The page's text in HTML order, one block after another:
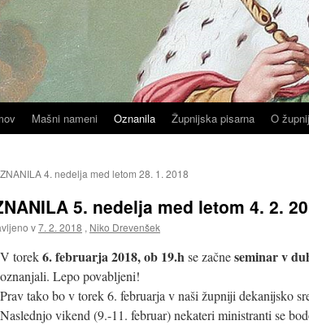
Mašni nameni Oznanila Župnijska pisarna O
4. nedelja med letom 28. 1. 2018
5. nedelja med letom 4. 2.
v7. 2. 2018 , Niko Drevenšek
V torek6. februarja 2018, ob 19.hse začneseminar v
oznanjali. Lepo povabljeni!
Prav tako bo v torek 6. februarja v naši župniji dekanijsko
Naslednjo vikend (9.-11. februar) nekateri ministranti se